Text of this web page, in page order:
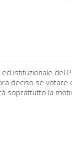
istituzionale del
deciso se votare
soprattutto la